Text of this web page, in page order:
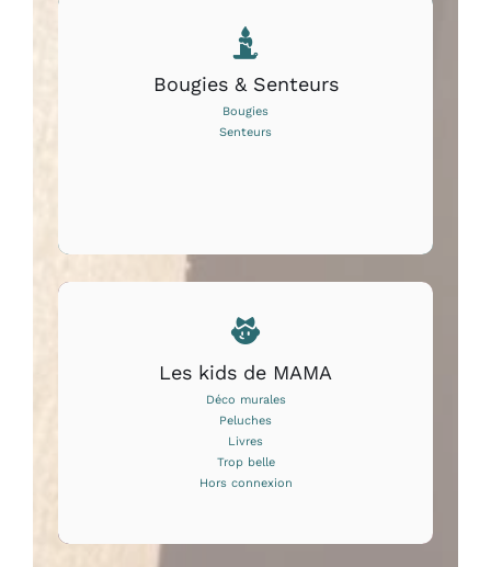
Bougies & Senteurs
Bougies
Senteurs
Les kids de MAMA
Déco murales
Peluches
Livres
Trop belle
Hors connexion